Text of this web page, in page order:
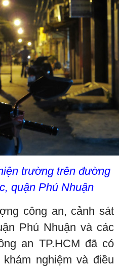
trường trên đường
quận Phú Nhuận
công an, cảnh sát
Phú Nhuận và các
an TP.HCM đã có
nghiệm và điều